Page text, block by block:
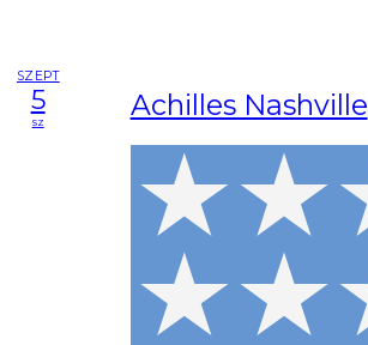
SZEPT
5
sz Achilles Nashville